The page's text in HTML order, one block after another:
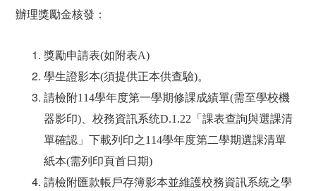
辦理獎勵金核發 ：
獎勵申請表(如附表A)
學生證影本(須提供正本供查驗)。
請檢附114學年度第一學期修課成績單(需至學校機
器影印)、校務資訊系统D.1.22「課表查詢與選課清
單確認」下載列印之114學年度第二學期選課清單
紙本(需列印頁首日期)
請檢附匯款帳戶存簿影本並維護校務資訊系統之學